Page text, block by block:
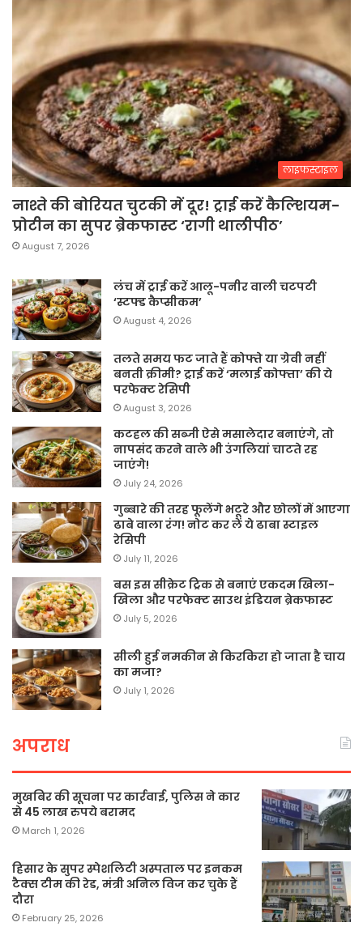
लाइफस्टाइल
नाश्ते की बोरियत चुटकी में दूर! ट्राई करें कैल्शियम-
प्रोटीन का सुपर ब्रेकफास्ट ‘रागी थालीपीठ’
August 7, 2026
लंच में ट्राई करें आलू-पनीर वाली चटपटी
‘स्टफ्ड कैप्सीकम’
August 4, 2026
तलते समय फट जाते हैं कोफ्ते या ग्रेवी नहीं
बनती क्रीमी? ट्राई करें ‘मलाई कोफ्ता’ की ये
परफेक्ट रेसिपी
August 3, 2026
कटहल की सब्जी ऐसे मसालेदार बनाएंगे, तो
नापसंद करने वाले भी उंगलियां चाटते रह
जाएंगे!
July 24, 2026
गुब्बारे की तरह फूलेंगे भटूरे और छोलों में आएगा
ढाबे वाला रंग! नोट कर लें ये ढाबा स्टाइल
रेसिपी
July 11, 2026
बस इस सीक्रेट ट्रिक से बनाएं एकदम खिला-
खिला और परफेक्ट साउथ इंडियन ब्रेकफास्ट
July 5, 2026
सीली हुई नमकीन से किरकिरा हो जाता है चाय
का मजा?
July 1, 2026
अपराध
मुखबिर की सूचना पर कार्रवाई, पुलिस ने कार
से 45 लाख रुपये बरामद
March 1, 2026
हिसार के सुपर स्पेशलिटी अस्पताल पर इनकम
टैक्स टीम की रेड, मंत्री अनिल विज कर चुके हैं
दौरा
February 25, 2026